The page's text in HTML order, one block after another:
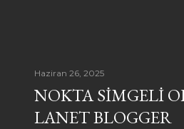
Haziran 26, 2025
NOKTA SIMGELI
LANET BLOGGER